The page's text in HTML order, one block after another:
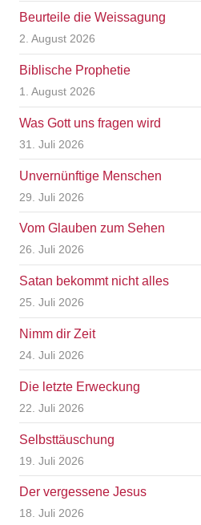
Beurteile die Weissagung
2. August 2026
Biblische Prophetie
1. August 2026
Was Gott uns fragen wird
31. Juli 2026
Unvernünftige Menschen
29. Juli 2026
Vom Glauben zum Sehen
26. Juli 2026
Satan bekommt nicht alles
25. Juli 2026
Nimm dir Zeit
24. Juli 2026
Die letzte Erweckung
22. Juli 2026
Selbsttäuschung
19. Juli 2026
Der vergessene Jesus
18. Juli 2026